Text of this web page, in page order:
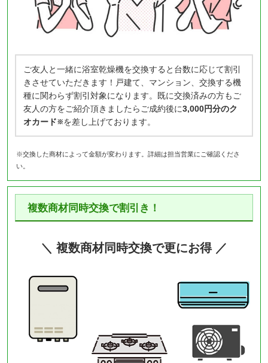
ご友人と一緒に浴室乾燥機を交換すると台数に応じて割引
きさせていただきます！戸建て、マンション、交換する機
種に関わらず割引対象になります。既に交換済みの方もご
友人の方をご紹介頂きましたらご成約後に3,000円分のク
オカード※を差し上げております。
※交換した商材によって金額が変わります。詳細は担当営業にご確認くださ
い。
複数商材同時交換で割引き！
＼ 複数商材同時交換で更にお得 ／